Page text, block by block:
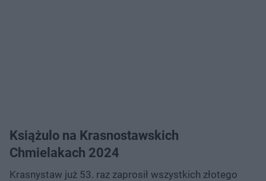
Książulo na Krasnostawskich
Chmielakach 2024
Krasnystaw już 53. raz zaprosił wszystkich złotego